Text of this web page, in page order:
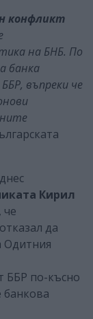
конфликт
на БНБ. По
банка
въпреки че
Кирил
че
да
Одитния
ББР по-късно
банкова